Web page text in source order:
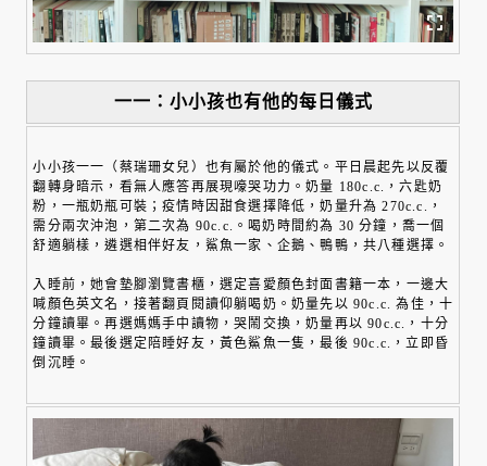
一一：小小孩也有他的每日儀式
小小孩一一（蔡瑞珊女兒）也有屬於他的儀式。平日晨起先以反覆
翻轉身暗示，看無人應答再展現嚎哭功力。奶量 180c.c.，六匙奶
粉，一瓶奶瓶可裝；疫情時因甜食選擇降低，奶量升為 270c.c.，
需分兩次沖泡，第二次為 90c.c.。喝奶時間約為 30 分鐘，喬一個
舒適躺樣，遴選相伴好友，鯊魚一家、企鵝、鴨鴨，共八種選擇。
入睡前，她會墊腳瀏覽書櫃，選定喜愛顏色封面書籍一本，一邊大
喊顏色英文名，接著翻頁閱讀仰躺喝奶。奶量先以 90c.c. 為佳，十
分鐘讀畢。再選媽媽手中讀物，哭鬧交換，奶量再以 90c.c.，十分
鐘讀畢。最後選定陪睡好友，黃色鯊魚一隻，最後 90c.c.，立即昏
倒沉睡。